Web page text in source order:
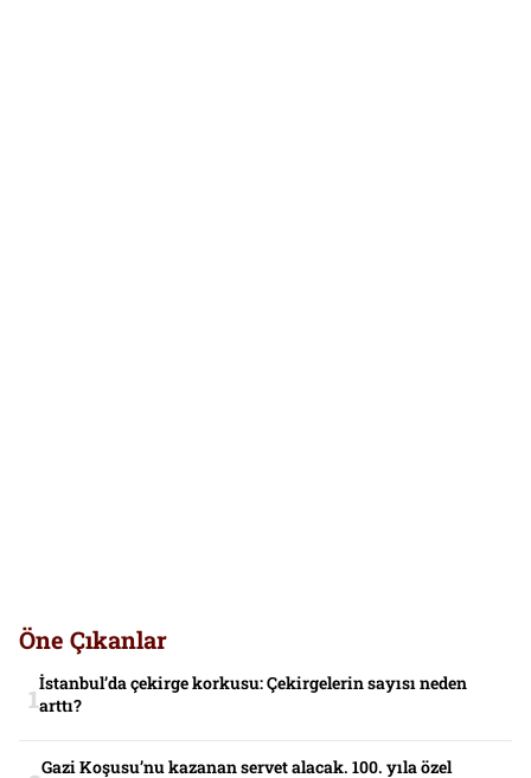
Öne Çıkanlar
İstanbul’da çekirge korkusu: Çekirgelerin sayısı neden
arttı?
Gazi Koşusu’nu kazanan servet alacak. 100. yıla özel